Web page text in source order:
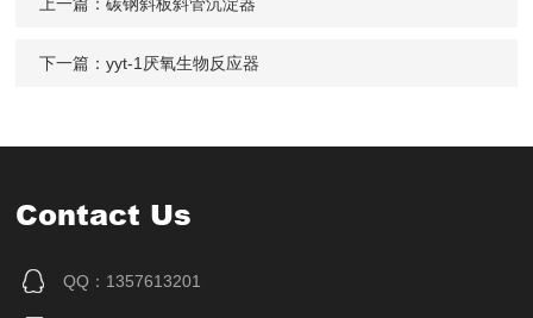
下一篇：yyt-1厌氧生物反应器
Contact Us
QQ：1357613201